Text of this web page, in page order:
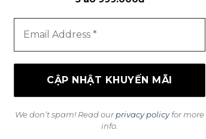
We don’t spam! Read ourprivacy policyfor more
info.